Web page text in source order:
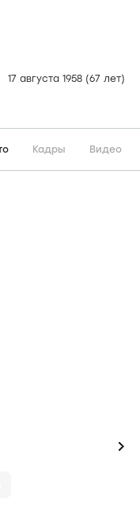
17 августа 1958 (67 лет)
Кадры Видео
icon